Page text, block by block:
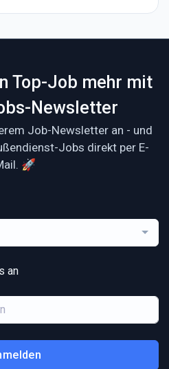
Top-Job mehr mit
Newsletter
Job-Newsletter an - und
Jobs direkt per E-
🚀
an